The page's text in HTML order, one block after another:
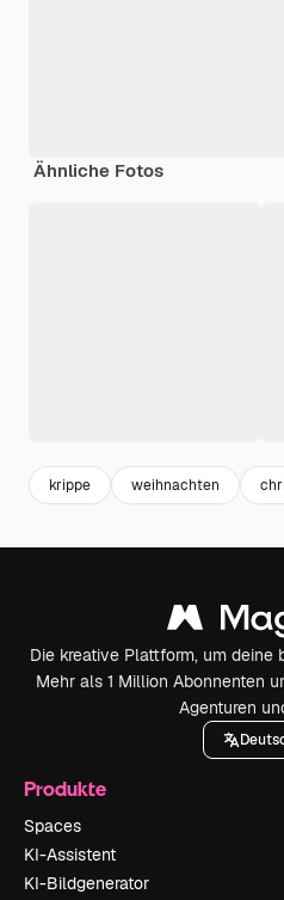
Ähnliche Fotos
krippe weihnachten
Die kreative Plattform, um
Mehr als 1 Million Abonnenten
Agenturen
Produkte
Spaces
KI-Assistent
KI-Bildgenerator